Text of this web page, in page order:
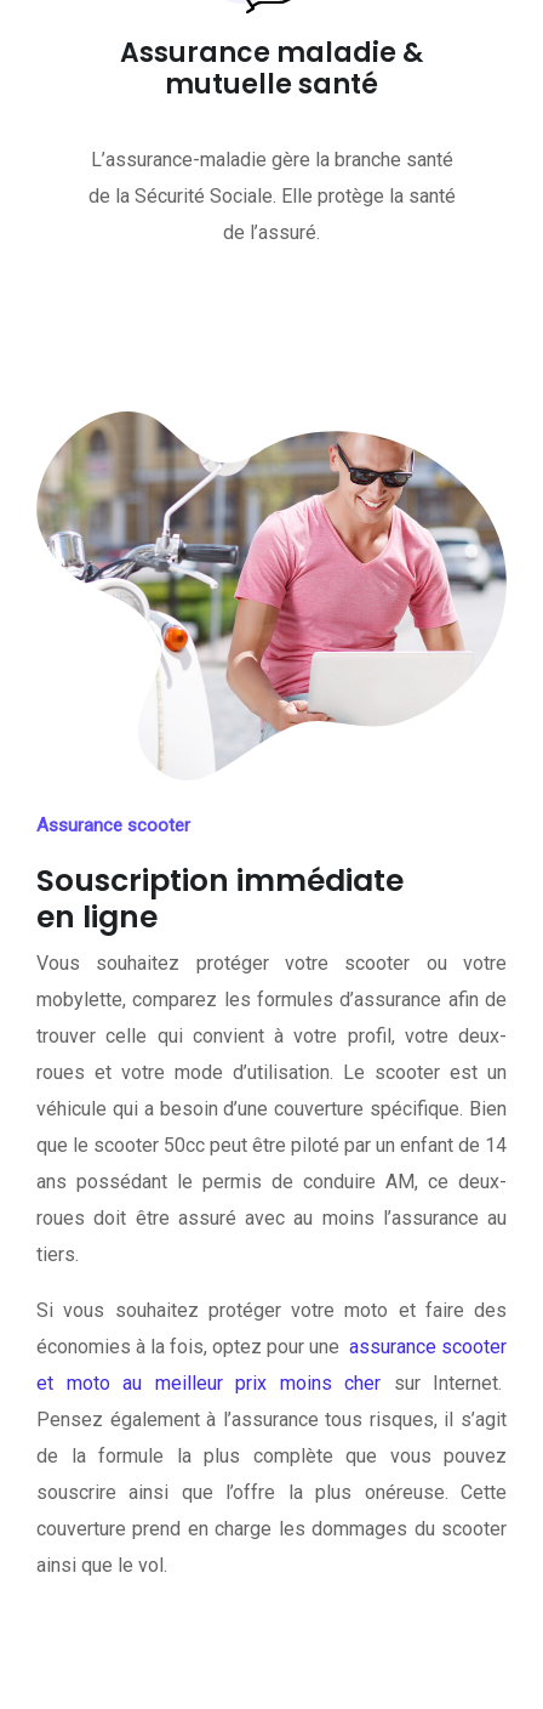
Assurance maladie &
mutuelle santé
L’assurance-maladie gère la branche santé
de la Sécurité Sociale. Elle protège la santé
de l’assuré.
Assurance scooter
Souscription immédiate
en ligne
Vous souhaitez protéger votre scooter ou votre
mobylette, comparez les formules d’assurance afin de
trouver celle qui convient à votre profil, votre deux-
roues et votre mode d’utilisation. Le scooter est un
véhicule qui a besoin d’une couverture spécifique. Bien
que le scooter 50cc peut être piloté par un enfant de 14
ans possédant le permis de conduire AM, ce deux-
roues doit être assuré avec au moins l’assurance au
tiers.
Si vous souhaitez protéger votre moto et faire des
économies à la fois, optez pour une assurance scooter
et moto au meilleur prix moins cher sur Internet.
Pensez également à l’assurance tous risques, il s’agit
de la formule la plus complète que vous pouvez
souscrire ainsi que l’offre la plus onéreuse. Cette
couverture prend en charge les dommages du scooter
ainsi que le vol.